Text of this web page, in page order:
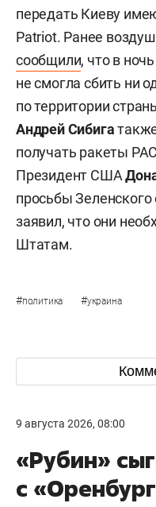
передать Киеву
Patriot. Ранее
сообщили, что в
не смогла сбить ни
по территории
Андрей Сибига
получать ракеты
Президент США
просьбы Зеленского
заявил, что они
Штатам.
#политика #украина
9 августа 2026, 08:00
«Рубин»
с